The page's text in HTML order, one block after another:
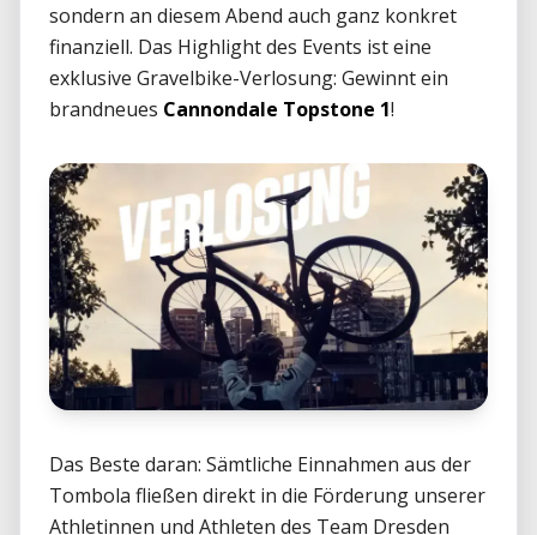
sondern an diesem Abend auch ganz konkret
finanziell. Das Highlight des Events ist eine
exklusive Gravelbike-Verlosung: Gewinnt ein
brandneues Cannondale Topstone 1!
Das Beste daran: Sämtliche Einnahmen aus der
Tombola fließen direkt in die Förderung unserer
Athletinnen und Athleten des Team Dresden